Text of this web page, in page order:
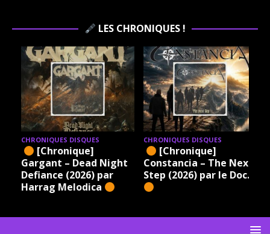
LES CHRONIQUES !
CHRONIQUES DISQUES
[Chronique]
Gargant – Dead Night
Defiance (2026) par
Harrag Melodica
CHRONIQUES DISQUES
[Chronique]
Constancia – The Next
Step (2026) par le Doc.